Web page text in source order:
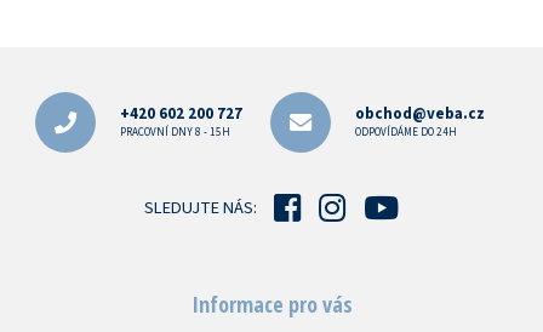
+420 602 200 727
PRACOVNÍ DNY 8 - 15H
obchod@veba.cz
ODPOVÍDÁME DO 24H
SLEDUJTE NÁS:
Informace pro vás